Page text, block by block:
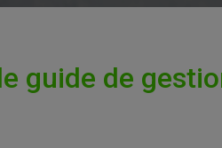
guide de